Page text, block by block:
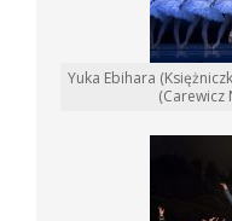
Yuka Ebihara
(Carewicz